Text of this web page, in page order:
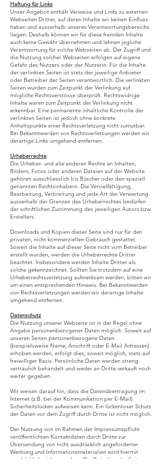
Haftung für Links
Unser Angebot enthält Verweise und Links zu externen
Webseiten Dritter, auf deren Inhalte wir keinen Einfluss
haben und ausserhalb unseres Verantwortungsbereichs
liegen. Deshalb können wir für diese fremden Inhalte
auch keine Gewähr übernehmen und lehnen jegliche
Verantwortung für solche Webseiten ab. Der Zugriff und
die Nutzung solcher Webseiten erfolgen auf eigene
Gefahr des Nutzers oder der Nutzerin. Für die Inhalte
der verlinkten Seiten ist stets der jeweilige Anbieter
oder Betreiber der Seiten verantwortlich. Die verlinkten
Seiten wurden zum Zeitpunkt der Verlinkung auf
mögliche Rechtsverstösse überprüft. Rechtswidrige
Inhalte waren zum Zeitpunkt der Verlinkung nicht
erkennbar. Eine permanente inhaltliche Kontrolle der
verlinkten Seiten ist jedoch ohne konkrete
Anhaltspunkte einer Rechtsverletzung nicht zumutbar.
Bei Bekanntwerden von Rechtsverletzungen werden wir
derartige Links umgehend entfernen.
Urheberrechte
Die Urheber- und alle anderen Rechte an Inhalten,
Bildern, Fotos oder anderen Dateien auf der Website
gehören ausschliesslich Iris Büscher oder den speziell
genannten Rechtsinhabern. Die Vervielfältigung,
Bearbeitung, Verbreitung und jede Art der Verwertung
ausserhalb der Grenzen des Urheberrechtes bedürfen
der schriftlichen Zustimmung des jeweiligen Autors bzw.
Erstellers.
Downloads und Kopien dieser Seite sind nur für den
privaten, nicht kommerziellen Gebrauch gestattet.
Soweit die Inhalte auf dieser Seite nicht vom Betreiber
erstellt wurden, werden die Urheberrechte Dritter
beachtet. Insbesondere werden Inhalte Dritter als
solche gekennzeichnet. Sollten Sie trotzdem auf eine
Urheberrechtsverletzung aufmerksam werden, bitten wir
um einen entsprechenden Hinweis. Bei Bekanntwerden
von Rechtsverletzungen werden wir derartige Inhalte
umgehend entfernen.
Datenschutz
Die Nutzung unserer Webseite ist in der Regel ohne
Angabe personenbezogener Daten möglich. Soweit auf
unseren Seiten personenbezogene Daten
(beispielsweise Name, Anschrift oder E-Mail Adressen)
erhoben werden, erfolgt dies, soweit möglich, stets auf
freiwilliger Basis. Persönliche Daten werden streng
vertraulich behandelt und weder an Dritte verkauft noch
weiter gegeben.
Wir weisen darauf hin, dass die Datenübertragung im
Internet (z.B. bei der Kommunikation per E-Mail)
Sicherheitslücken aufweisen kann. Ein lückenloser Schutz
der Daten vor dem Zugriff durch Dritte ist nicht möglich.
Der Nutzung von im Rahmen der Impressumspflicht
veröffentlichten Kontaktdaten durch Dritte zur
Übersendung von nicht ausdrücklich angeforderter
Werbung und Informationsmaterialien wird hiermit
ausdrücklich widersprochen. Die Betreiber der Seiten